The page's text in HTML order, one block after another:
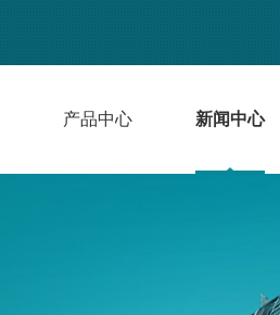
产品中心 新闻中心